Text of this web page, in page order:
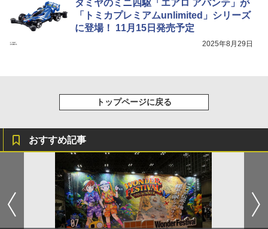
タミヤのミニ四駆「エアロ アバンテ」が
「トミカプレミアムunlimited」シリーズ
に登場！ 11月15日発売予定
2025年8月29日
トップページに戻る
おすすめ記事